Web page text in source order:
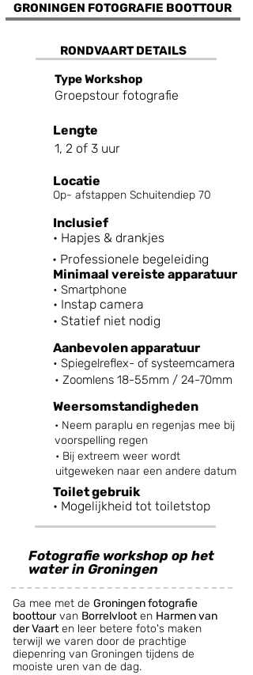
GRONINGEN FOTOGRAFIE BOOTTOUR
RONDVAART DETAILS
Type Workshop
Groepstour fotografie
Lengte
1, 2 of 3 uur
Locatie
Op- afstappen Schuitendiep 70
Inclusief
• Hapjes & drankjes
• Professionele begeleiding
Minimaal vereiste apparatuur
• Smartphone
• Instap camera
• Statief niet nodig
Aanbevolen apparatuur
• Spiegelreflex- of systeemcamera
• Zoomlens 18-55mm / 24-70mm
Weersomstandigheden
• Neem paraplu en regenjas mee bij
voorspelling regen
• Bij extreem weer wordt
uitgeweken naar een andere datum
• Mogelijkheid tot toiletstop
Toilet gebruik
Fotografie workshop op het
water in Groningen
Ga mee met de Groningen fotografie
boottourvan Borrelvlooten Harmen van
der Vaarten leer betere foto's maken
terwijl we varen door de prachtige
diepenring van Groningen tijdens de
mooiste uren van de dag.